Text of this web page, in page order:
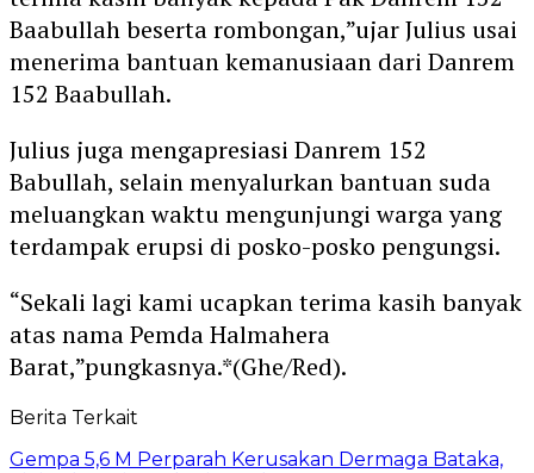
Baabullah beserta rombongan,”ujar Julius usai
menerima bantuan kemanusiaan dari Danrem
152 Baabullah.
Julius juga mengapresiasi Danrem 152
Babullah, selain menyalurkan bantuan suda
meluangkan waktu mengunjungi warga yang
terdampak erupsi di posko-posko pengungsi.
“Sekali lagi kami ucapkan terima kasih banyak
atas nama Pemda Halmahera
Barat,”pungkasnya.*(Ghe/Red).
Berita Terkait
Gempa 5,6 M Perparah Kerusakan Dermaga Bataka,